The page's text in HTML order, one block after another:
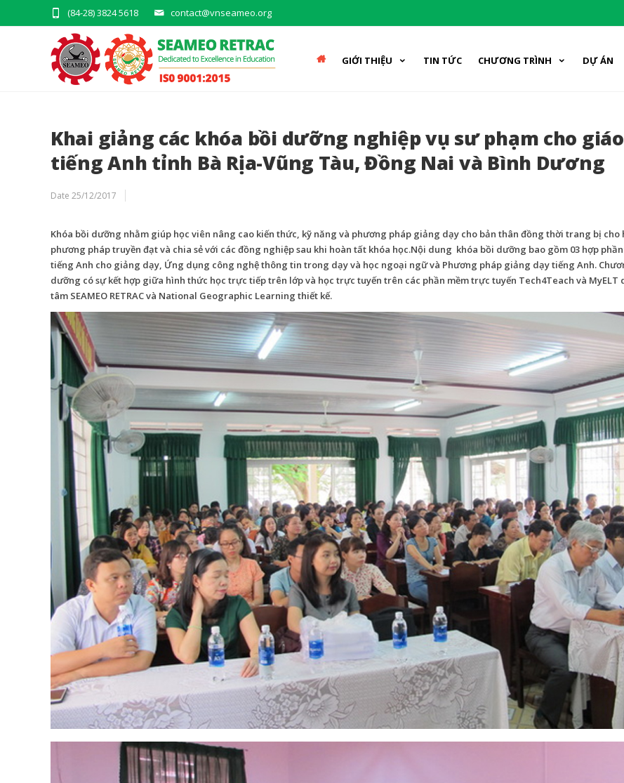
contact@vnseameo.org
(84-28) 3824 5618
GIỚI THIỆU TIN TỨC CHƯƠNG TRÌNH DỰ ÁN
Khai giảng các khóa bồi dưỡng nghiệp vụ sư phạm cho
tiếng Anh tỉnh Bà Rịa-Vũng Tàu, Đồng Nai và Bình Dương
Date 25/12/2017
Khóa bồi dưỡng nhằm giúp học viên nâng cao kiến thức, kỹ năng và phương pháp giảng dạy cho bản thân đồng thời trang bị cho
phương pháp truyền đạt và chia sẻ với các đồng nghiệp sau khi hoàn tất khóa học.Nội dung khóa bồi dưỡng bao gồm 03 hợp
tiếng Anh cho giảng dạy, Ứng dụng công nghệ thông tin trong dạy và học ngoại ngữ và Phương pháp giảng dạy tiếng Anh.
dưỡng có sự kết hợp giữa hình thức học trực tiếp trên lớp và học trực tuyến trên các phần mềm trực tuyến Tech4Teach và MyELT
tâm SEAMEO RETRAC và National Geographic Learning thiết kế.